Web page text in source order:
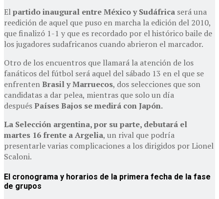
Elpartido inaugural entreMéxico y Sudáfrica será una
reedición de aquel que puso en marcha la edición del 2010,
que finalizó 1-1 y que es recordado por el histórico baile de
los jugadores sudafricanos cuando abrieron el marcador.
Otro de los encuentros que llamará la atención de los
fanáticos del fútbol será aquel del sábado 13 en el que se
enfrentenBrasil y Marruecos, dos selecciones que son
candidatas a dar pelea, mientras que solo un día
despuésPaíses Bajos se medirá con Japón.
La Selección argentina, por su parte, debutará el
martes 16 frente a Argelia, un rival que podría
presentarle varias complicaciones a los dirigidos por Lionel
Scaloni.
El cronograma y horarios de la primera fecha de la fase
de grupos